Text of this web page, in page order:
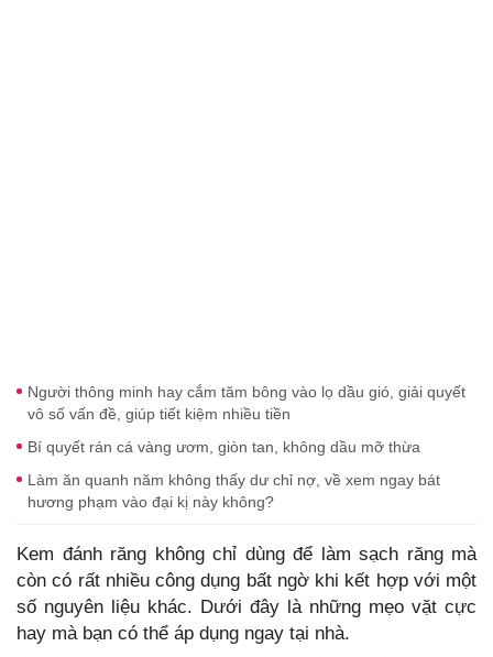
Người thông minh hay cắm tăm bông vào lọ dầu gió, giải quyết
vô số vấn đề, giúp tiết kiệm nhiều tiền
Bí quyết rán cá vàng ươm, giòn tan, không dầu mỡ thừa
Làm ăn quanh năm không thấy dư chỉ nợ, về xem ngay bát
hương phạm vào đại kị này không?
Kem đánh răng không chỉ dùng để làm sạch răng mà
còn có rất nhiều công dụng bất ngờ khi kết hợp với một
số nguyên liệu khác. Dưới đây là những mẹo vặt cực
hay mà bạn có thể áp dụng ngay tại nhà.